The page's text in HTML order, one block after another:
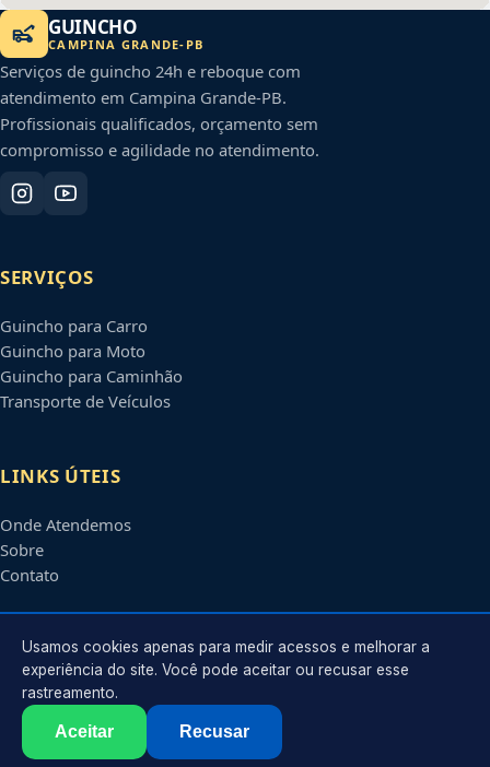
GUINCHO
CAMPINA GRANDE- PB
Serviços de guincho 24h e reboque com
atendimento em Campina Grande-PB.
Profissionais qualificados, orçamento sem
compromisso e agilidade no atendimento.
SERVIÇOS
Guincho para Carro
Guincho para Moto
Guincho para Caminhão
Transporte de Veículos
LINKS ÚTEIS
Onde Atendemos
Sobre
Contato
CONTATO
Atendimento em
contato@guinchoscampinagrande.com.br
2026 Campina Grande
. Todos os direitos reservados.
Usamos cookies apenas para medir acessos e melhorar a
experiência do site. Você pode aceitar ou recusar esse
rastreamento.
Aceitar Recusar